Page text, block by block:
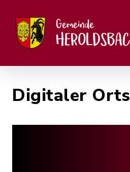
Digitaler